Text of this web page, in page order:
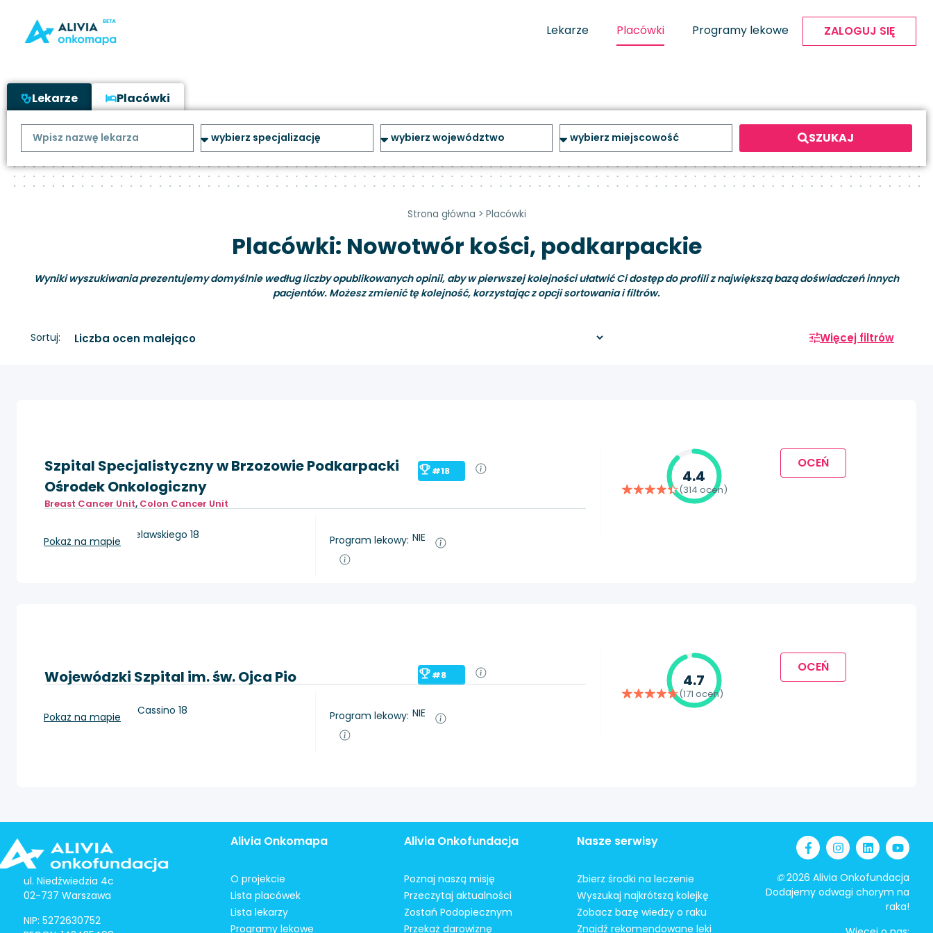
Lekarze Placówki Programy lekowe ZALOGUJ SIĘ
Lekarze Placówki
SZUKAJ
Strona główna > Placówki
Placówki: Nowotwór kości, podkarpackie
Wyniki wyszukiwania prezentujemy domyślnie według liczby opublikowanych opinii, aby w pierwszej kolejności ułatwić Ci dostęp do profili z największą bazą doświadczeń innych
pacjentów. Możesz zmienić tę kolejność, korzystając z opcji sortowania i filtrów.
Sortuj: Więcej filtrów
Szpital Specjalistyczny w Brzozowie Podkarpacki
Ośrodek Onkologiczny
#18
Breast Cancer Unit, Colon Cancer Unit
Brzozów, ul. ks. Bielawskiego 18
Pokaż na mapie Program lekowy: NIE
4.4
(314 ocen)
OCEŃ
Wojewódzki Szpital im. św. Ojca Pio #8
Przemyśl, Monte Cassino 18
Pokaż na mapie Program lekowy: NIE
4.7
(171 ocen)
OCEŃ
ul. Niedźwiedzia 4c
02-737 Warszawa
NIP: 5272630752
Alivia Onkomapa
O projekcie
Lista placówek
Lista lekarzy
Programy lekowe
Alivia Onkofundacja
Poznaj naszą misję
Przeczytaj aktualności
Zostań Podopiecznym
Przekaż darowiznę
Nasze serwisy
Zbierz środki na leczenie
Wyszukaj najkrótszą kolejkę
Zobacz bazę wiedzy o raku
Znajdź rekomendowane leki
©2026 Alivia Onkofundacja
Dodajemy odwagi chorym na
raka!